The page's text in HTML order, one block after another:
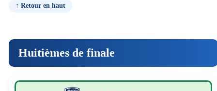
↑ Retour en haut
Huitièmes de finale